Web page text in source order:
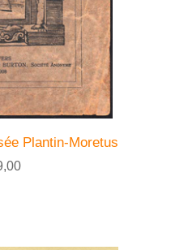
Plantin-Moretus